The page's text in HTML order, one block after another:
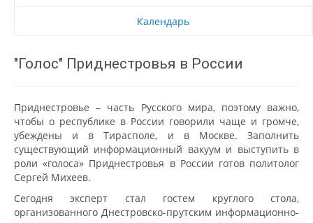
Календарь
"Голос" Приднестровья в России
Приднестровье – часть Русского мира, поэтому важно,
чтобы о республике в России говорили чаще и громче,
убеждены и в Тирасполе, и в Москве. Заполнить
существующий информационный вакуум и выступить в
роли «голоса» Приднестровья в России готов политолог
Сергей Михеев.
Сегодня эксперт стал гостем круглого стола,
организованного Днестровско-прутским информационно-